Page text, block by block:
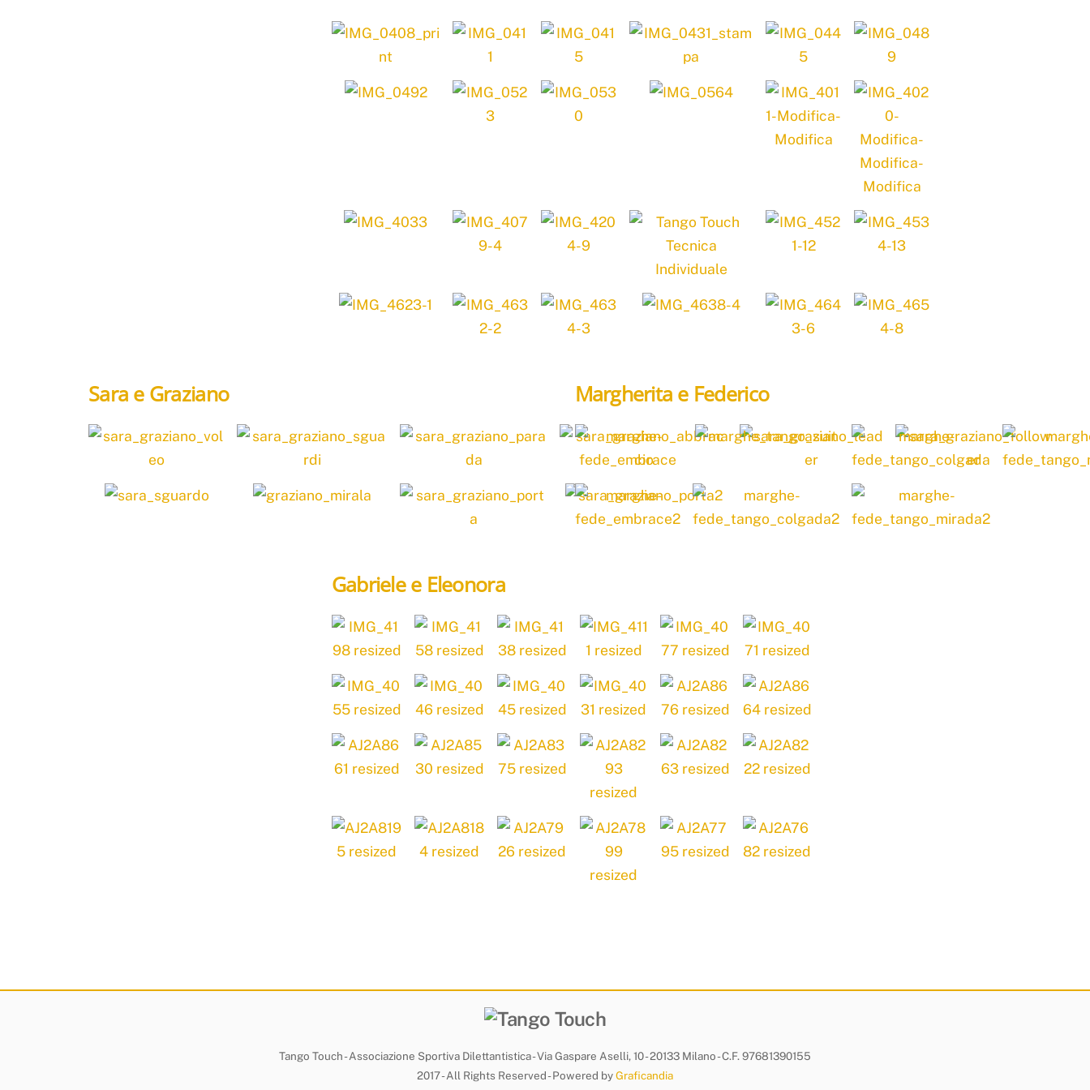
Sara e Graziano Margherita e Federico
Gabriele e Eleonora
Tango Touch - Associazione Sportiva Dilettantistica - Via Gaspare Aselli, 10 - 20133 Milano - C.F. 97681390155
2017 - All Rights Reserved - Powered byGraficandia